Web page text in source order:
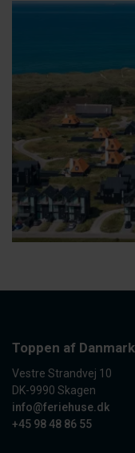
Toppen af
Vestre Strandvej 10
DK-9990 Skagen
info@feriehuse.dk
+45 98 48 86 55